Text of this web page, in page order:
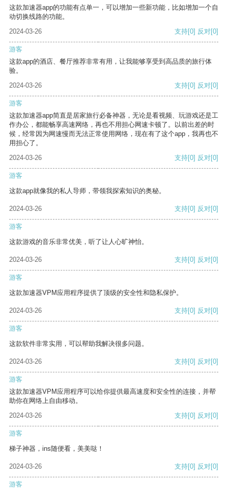
这款加速器app的功能有点单一，可以增加一些新功能，比如增加一个自
动切换线路的功能。
2024-03-26
支持[0] 反对[0]
游客
这款app的酒店、餐厅推荐非常有用，让我能够享受到高品质的旅行体
验。
2024-03-26
支持[0] 反对[0]
游客
这款加速器app简直是居家旅行必备神器，无论是看视频、玩游戏还是工
作办公，都能畅享高速网络，再也不用担心网速卡顿了。以前出差的时
候，经常因为网速慢而无法正常使用网络，现在有了这个app，我再也不
用担心了。
2024-03-26
支持[0] 反对[0]
游客
这款app就像我的私人导师，带领我探索知识的奥秘。
2024-03-26 支持[0] 反对[0]
游客
这款游戏的音乐非常优美，听了让人心旷神怡。
2024-03-26 支持[0] 反对[0]
游客
这款加速器VPM应用程序提供了顶级的安全性和隐私保护。
2024-03-26 支持[0] 反对[0]
游客
这款软件非常实用，可以帮助我解决很多问题。
2024-03-26 支持[0] 反对[0]
游客
这款加速器VPM应用程序可以给你提供最高速度和安全性的连接，并帮
助你在网络上自由移动。
2024-03-26
支持[0] 反对[0]
游客
梯子神器，ins随便看，美美哒！
2024-03-26 支持[0] 反对[0]
游客